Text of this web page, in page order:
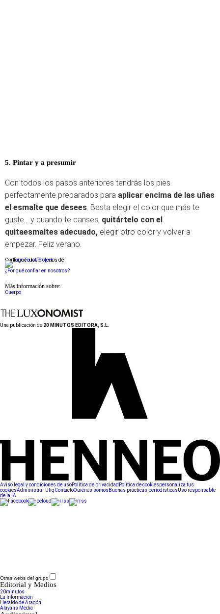
5. Pintar y a presumir
Con todos los pasos anteriores tendrás los pies
perfectamente preparados para aplicar encima de las uñas
el esmalte que desees. Basta elegir el color que más te
guste... y cuando te canses, quitártelo con el
quitaesmaltes adecuado, elegir otro color y volver a
empezar. Feliz verano.
Conforme a los criterios de
¿Por qué confiar en nosotros?
Más información sobre:
Cuerpo
Una publicación de:20 MINUTOS EDITORA, S.L.
Aviso legal y condiciones de usoPolítica de privacidad Política de cookiespersonaliza tus
cookiesAdministrar UtiqContactoQuiénes somos Buenas prácticas periodísticasUso responsable
de la IA
Otras webs del grupo
Editorial y Medios
20minutos
La Información
Heraldo de Aragón
Alayans Media